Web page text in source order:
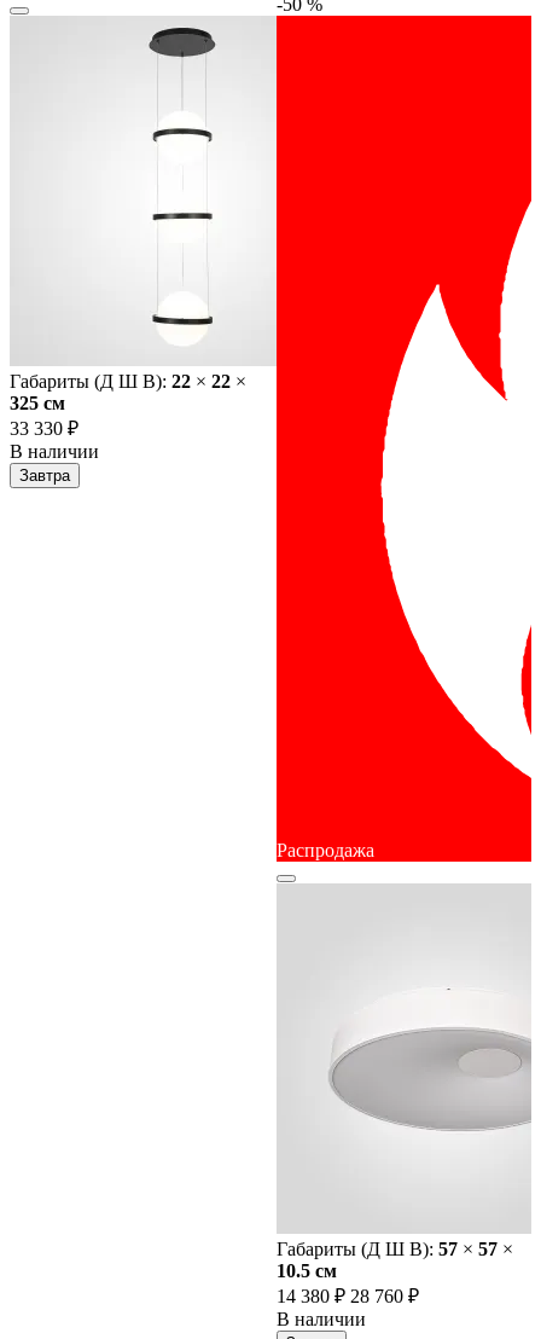
Габариты (Д Ш В): 22 × 22 ×
325 cм
33 330 ₽
В наличии
Завтра
Распродажа
Габариты (Д Ш В): 57 × 57 ×
10.5 cм
14 380 ₽ 28 760 ₽
В наличии